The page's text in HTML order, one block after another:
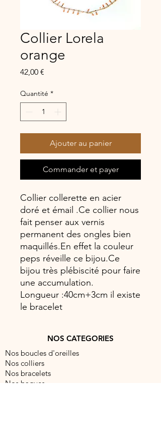
Collier Lorela
orange
42,00 €
Quantité *
Ajouter au panier
Commander et payer
Collier collerette en acier
doré et émail .Ce collier nous
fait penser aux vernis
permanent des ongles bien
maquillés.En effet la couleur
peps réveille ce bijou.Ce
bijou très plébiscité pour faire
une accumulation.
Longueur :40cm+3cm il existe
le bracelet
NOS CATEGORIES
Nos boucles d'oreilles
Nos colliers
Nos bracelets
Nos bagues